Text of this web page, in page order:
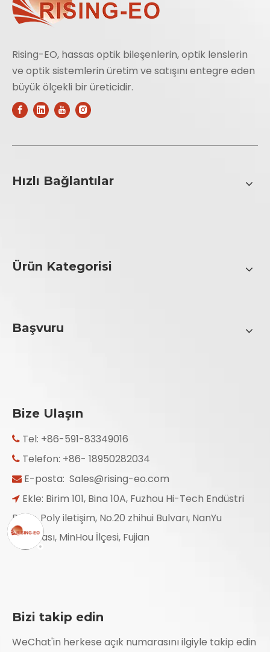
Rising-EO, hassas optik bileşenlerin, optik lenslerin
ve optik sistemlerin üretim ve satışını entegre eden
büyük ölçekli bir üreticidir.
Hızlı Bağlantılar
Ürün Kategorisi
Başvuru
Bize Ulaşın
 Tel: +86-591-83349016
 Telefon: +86- 18950282034
 E-posta: Sales@rising-eo.com
 Ekle: Birim 101, Bina 10A, Fuzhou Hi-Tech Endüstri
Parkı, Poly iletişim, No.20 zhihui Bulvarı, NanYu
Kasabası, MinHou İlçesi, Fujian
Bizi takip edin
WeChat'in herkese açık numarasını ilgiyle takip edin